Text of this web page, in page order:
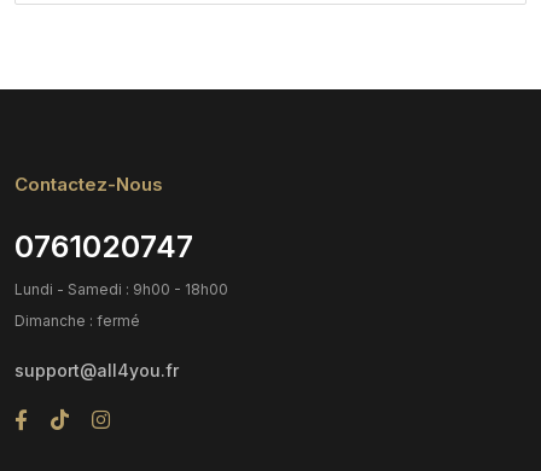
Contactez-Nous
0761020747
Lundi - Samedi : 9h00 - 18h00
Dimanche : fermé
support@all4you.fr